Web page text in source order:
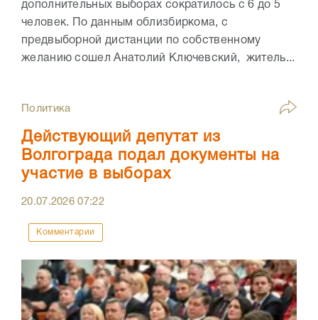
дополнительных выборах сократилось с 6 до 5
человек. По данным облизбиркома, с
предвыборной дистанции по собственному
желанию сошел Анатолий Ключевский, житель...
Политика
Действующий депутат из
Волгограда подал документы на
участие в выборах
20.07.202607:22
Комментарии